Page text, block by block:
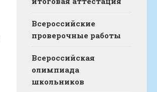
Всероссийские
проверочные работы
Всероссийская
олимпиада
школьников